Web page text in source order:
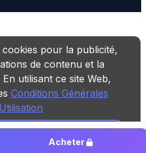
Acheter
pour la publicité,
de contenu et la
utilisant ce site Web,
Conditions Générales